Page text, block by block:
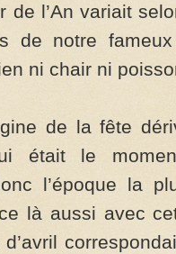
de l’An variait
de notre
ni chair ni
de la fête
était le
l’époque la
là aussi avec